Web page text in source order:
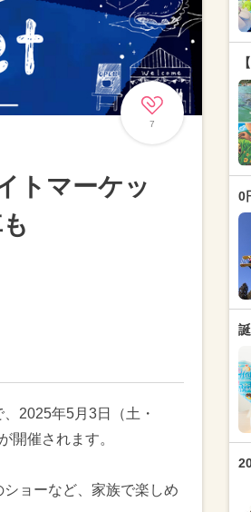
7
トマーケッ
2025年5月3日（土・
開催されます。
ョーなど、家族で楽しめ
0